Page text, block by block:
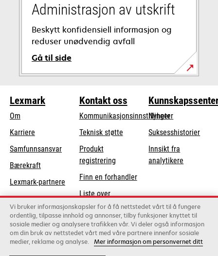
Administrasjon av utskrift
Beskytt konfidensiell informasjon og
reduser unødvendig avfall
Gå til side
Lexmark
Om
Karriere
Samfunnsansvaropens
new
tab
Bærekraft
Lexmark-partnere
Kontakt oss
Kommunikasjonsinnstillinger
Teknisk støtteopens
tab
Produkt
registrering
Finn en forhandler
Liste over
grossister
Nyheter
Suksesshistorier
Innsikt fra
analytikere
Lexmark International, Inc., et Xerox-selskap
©2026 Alle rettigheter forbeholdt.
Vi bruker informasjonskapsler for å få nettstedet vårt til å fungere
ordentlig, tilpasse innhold og annonser, tilby funksjoner knyttet til
sosiale medier og analysere trafikken vår. Vi deler også informasjon
om din bruk av nettstedet vårt med våre partnere innenfor sosiale
medier, reklame og analyse. Mer informasjon om personvernet ditt